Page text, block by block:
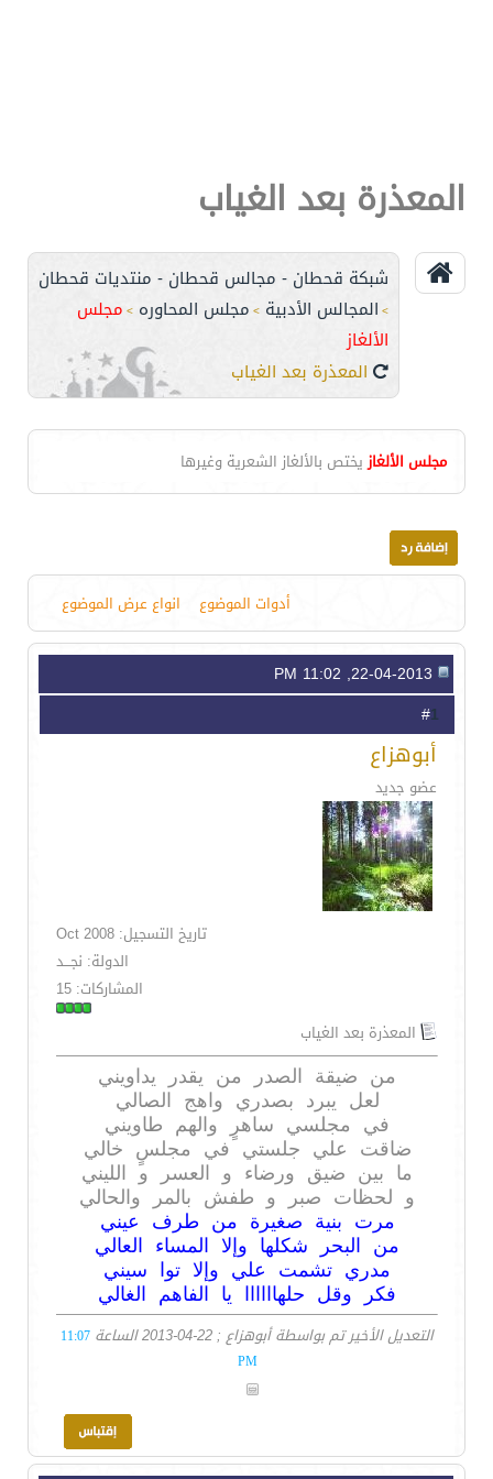
المعذرة بعد الغياب
شبكة قحطان - مجالس قحطان - منتديات قحطان
> المجالس الأدبية > مجلس المحاوره > مجلس
الألغاز
المعذرة بعد الغياب
مجلس الألغاز يختص بالألغاز الشعرية وغيرها
أدوات الموضوع انواع عرض الموضوع
1
أبوهزاع
عضو جديد
تاريخ التسجيل: Oct 2008
الدولة: نجـــد
المشاركات: 15
المعذرة بعد الغياب
من ضيقة الصدر من يقدر يداويني
لعل يبرد بصدري واهج الصالي
في مجلسي ساهرٍ والهم طاويني
ضاقت علي جلستي في مجلسٍ خالي
ما بين ضيق ورضاء و العسر و الليني
و لحظات صبر و طفش بالمر والحالي
مرت بنية صغيرة من طرف عيني
من البحر شكلها وإلا المساء العالي
مدري تشمت علي وإلا توا سيني
فكر وقل حلهاااااا يا الفاهم الغالي
التعديل الأخير تم بواسطة أبوهزاع ; 22-04-2013 الساعة
11:07
PM